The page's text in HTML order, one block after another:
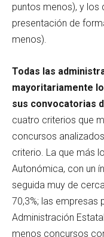
puntos menos), y los
presentación de
menos).
Todas las
mayoritariamente
sus convocatorias
cuatro criterios que
concursos
criterio. La que más
Autonómica, con un
seguida muy de
70,3%; las empresas
Administración
menos concursos